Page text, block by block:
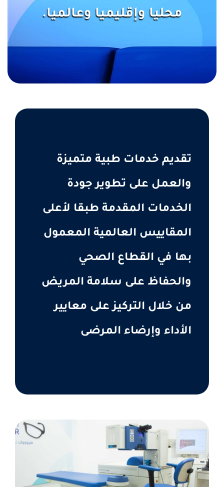
محليا وإقليميا وعالميا.
تقديم خدمات طبية متميزة
والعمل على تطوير جودة
الخدمات المقدمة طبقا لأعلى
المقاييس العالمية المعمول
بها في القطاع الصحي
والحفاظ على سلامة المريض
من خلال التركيز على معايير
الأداء وإرضاء المرضى